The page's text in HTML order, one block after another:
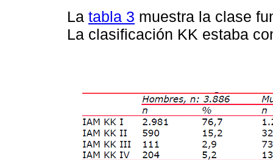
La tabla 3 muestra la clase
La clasificación KK estaba